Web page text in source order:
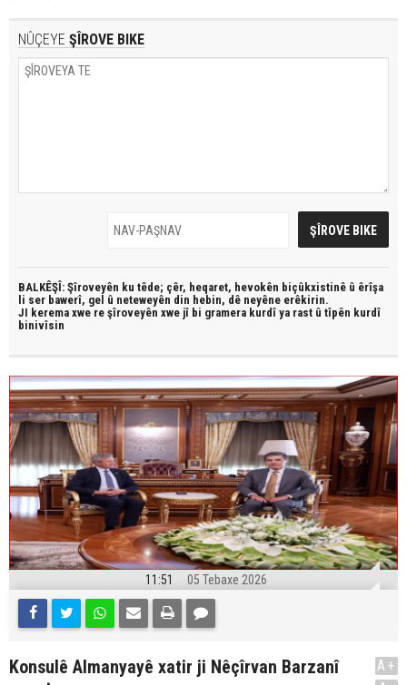
NÛÇEYE ŞÎROVE BIKE
BALKÊŞÎ: Şîroveyên ku têde; çêr, heqaret, hevokên biçûkxistinê û êrîşa
li ser bawerî, gel û neteweyên din hebin, dê neyêne erêkirin.
JI kerema xwe re şîroveyên xwe jî bi gramera kurdî ya rast û tîpên kurdî
binivîsin
11:51 05 Tebaxe 2026
Konsulê Almanyayê xatir ji Nêçîrvan Barzanî
A+